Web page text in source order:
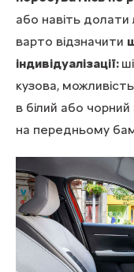
або навіть
варто відзначити
індивідуалізації:
кузова,
в білий або чорний
на передньому